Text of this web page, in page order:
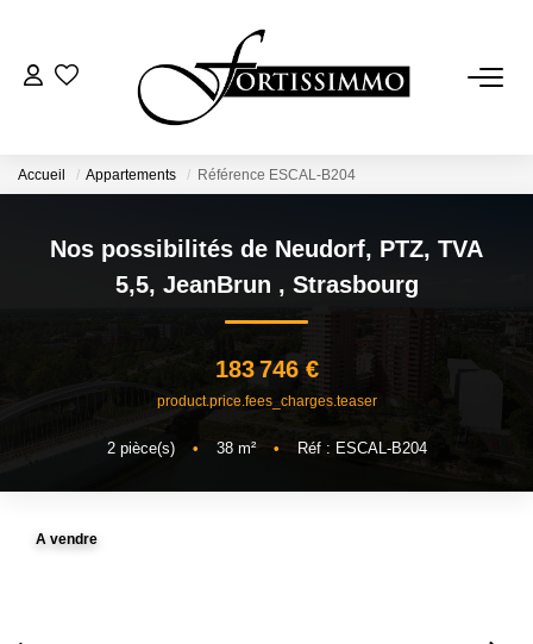
Tous Nos Biens
Neuf
GESTION
Accueil Appartements Référence ESCAL-B204
Nos possibilités de Neudorf, PTZ, TVA
5,5, JeanBrun , Strasbourg
183 746 €
product.price.fees_charges.teaser
2pièce(s) • 38m² • Réf : ESCAL-B204
A vendre